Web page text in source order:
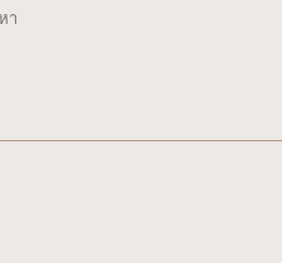
า